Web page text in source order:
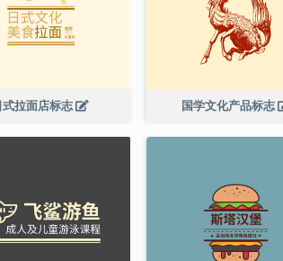
式拉面店标志 国学文化产品标志